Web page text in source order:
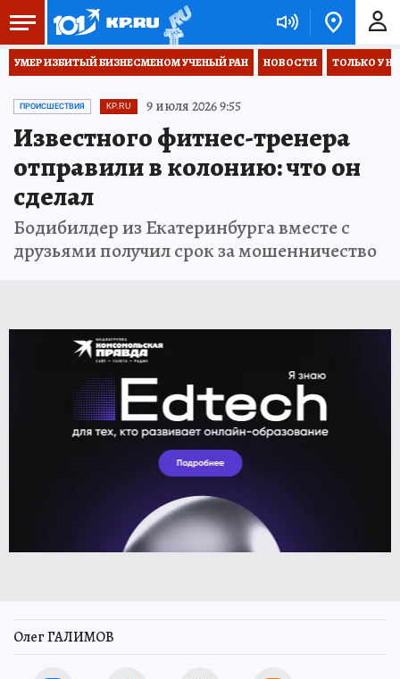
УМЕР ИЗБИТЫЙ БИЗНЕСМЕНОМ УЧЕНЫЙ РАН НОВОСТИ ТОЛЬКО У
ПРОИСШЕСТВИЯ KP.RU 9 июля 2026 9:55
Известного фитнес-тренера
отправили в колонию: что он
сделал
Бодибилдер из Екатеринбурга вместе с
друзьями получил срок за мошенничество
Олег ГАЛИМОВ